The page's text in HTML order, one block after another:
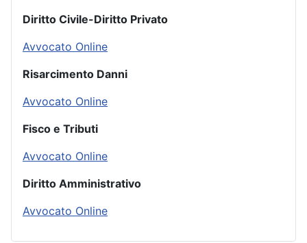
Diritto Civile-Diritto Privato
Avvocato Online
Risarcimento Danni
Avvocato Online
Fisco e Tributi
Avvocato Online
Diritto Amministrativo
Avvocato Online